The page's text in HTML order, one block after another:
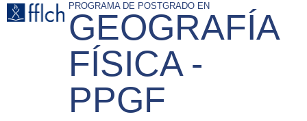
PROGRAMA DE POSTGRADO EN
GEOGRAFÍA
FÍSICA -
PPGF